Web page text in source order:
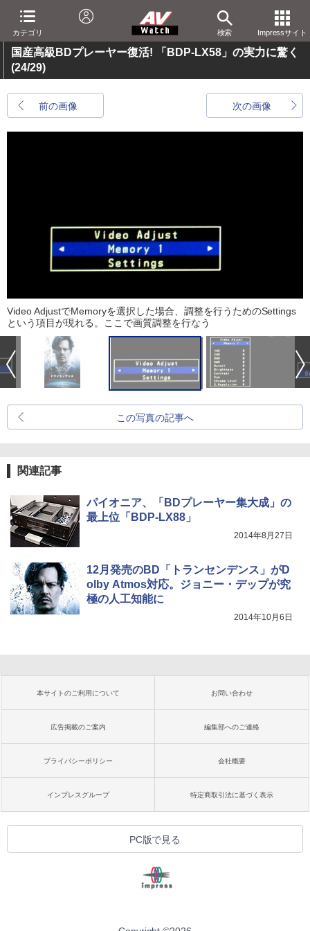
カテゴリ 検索 Impressサイト
国産高級BDプレーヤー復活! 「BDP-LX58」の実力に驚く
(24/29)
前の画像 次の画像
Video AdjustでMemoryを選択した場合、調整を行うためのSettings
という項目が現れる。ここで画質調整を行なう
この写真の記事へ
関連記事
パイオニア、「BDプレーヤー集大成」の
最上位「BDP-LX88」
2014年8月27日
12月発売のBD「トランセンデンス」がD
olby Atmos対応。ジョニー・デップが究
極の人工知能に
2014年10月6日
本サイトのご利用について お問い合わせ
広告掲載のご案内 編集部へのご連絡
プライバシーポリシー 会社概要
インプレスグループ 特定商取引法に基づく表示
PC版で見る